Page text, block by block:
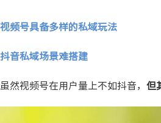
视频号具备多样的私域玩法
抖音私域场景难搭建
虽然视频号在用户量上不如抖音， 但